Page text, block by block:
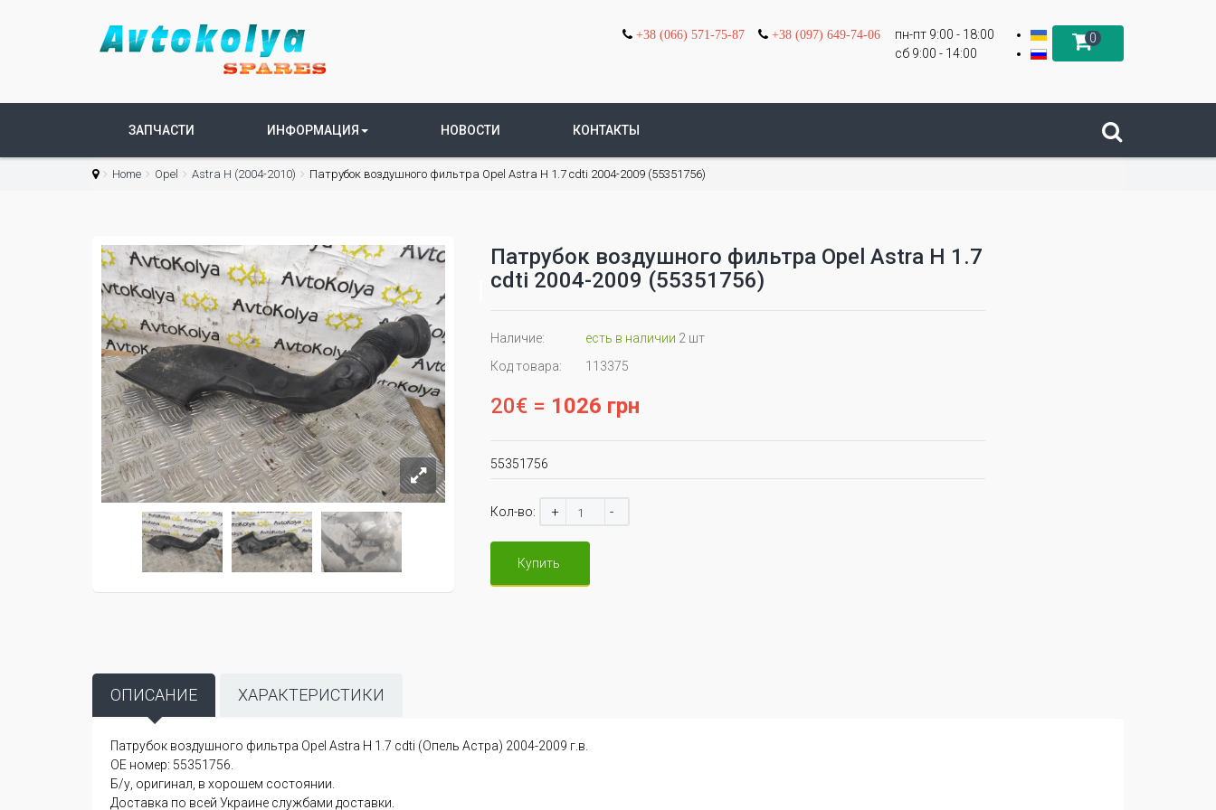
+38 (066) 571-75-87 +38 (097) 649-74-06
пн-пт 9:00 - 18:00
сб 9:00 - 14:00
0
ЗАПЧАСТИ ИНФОРМАЦИЯ НОВОСТИ КОНТАКТЫ
Home Opel Astra H (2004-2010) Патрубок воздушного фильтра Opel Astra H 1.7 cdti 2004-2009 (55351756)
Патрубок воздушного фильтра Opel Astra H 1.7
cdti 2004-2009 (55351756)
Наличие: есть в наличии 2 шт
Код товара:
113375
20€ = 1026 грн
55351756
Кол-во: + -
Купить
ОПИСАНИЕ ХАРАКТЕРИСТИКИ
Патрубок воздушного фильтра Opel Astra H 1.7 cdti (Опель Астра) 2004-2009 г.в.
OE номер: 55351756.
Б/у, оригинал, в хорошем состоянии.
Доставка по всей Украине службами доставки.